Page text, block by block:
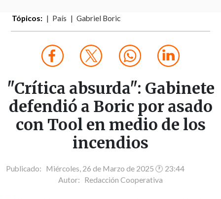
Tópicos: País Gabriel Boric
"Crítica absurda": Gabinete
defendió a Boric por asado
con Tool en medio de los
incendios
Publicado: Miércoles, 26 de Marzo de 2025 🕐 23:44
Autor: Redacción Cooperativa